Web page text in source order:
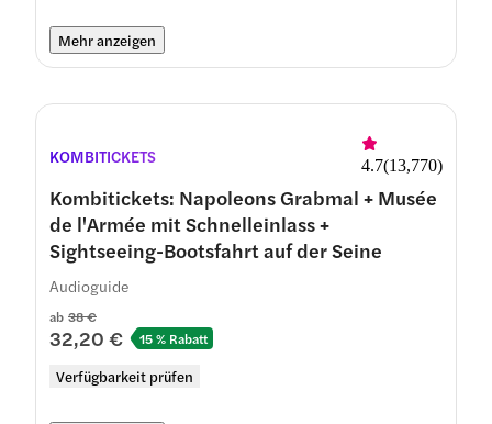
Mehr anzeigen
KOMBITICKETS 4.7(13,770)
Kombitickets: Napoleons Grabmal + Musée
de l'Armée mit Schnelleinlass +
Sightseeing-Bootsfahrt auf der Seine
ab 38 €
32,20 € 15 % Rabatt
Verfügbarkeit prüfen
Audioguide